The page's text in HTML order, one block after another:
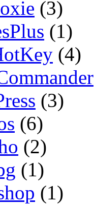
(3)
(1)
(4)
(3)
(6)
(2)
(1)
(1)